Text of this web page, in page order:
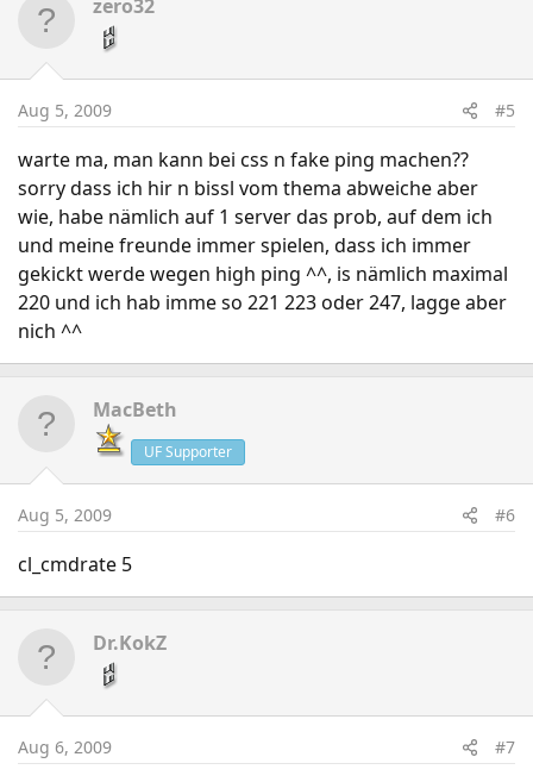
zero32
Aug 5, 2009 #5
warte ma, man kann bei css n fake ping machen??
sorry dass ich hir n bissl vom thema abweiche aber
wie, habe nämlich auf 1 server das prob, auf dem ich
und meine freunde immer spielen, dass ich immer
gekickt werde wegen high ping ^^, is nämlich maximal
220 und ich hab imme so 221 223 oder 247, lagge aber
nich ^^
MacBeth
UF Supporter
Aug 5, 2009 #6
cl_cmdrate 5
Dr.KokZ
Aug 6, 2009 #7